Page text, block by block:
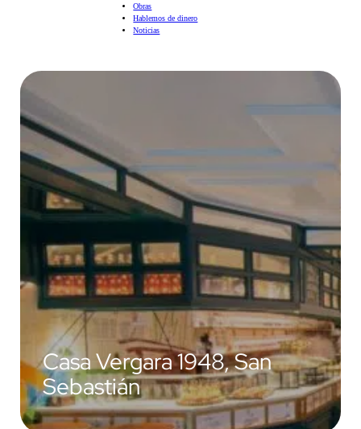
Obras
Hablemos de dinero
Noticias
Casa Vergara 1948, San
Sebastián